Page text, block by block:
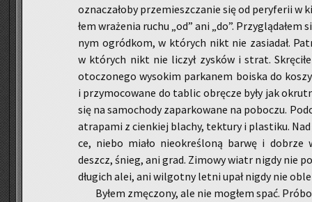
ozna­cza­ło­by prze­miesz­cza­nie się od pe­ry­fe­rii
łem wra­że­nia ruchu „od” ani „do”.
nym ogród­kom, w któ­rych nikt nie za­sia­dał.
w któ­rych nikt nie li­czył zy­sków i strat.
oto­czo­ne­go wy­so­kim par­ka­nem bo­iska do
i przy­mo­co­wa­ne do ta­blic ob­rę­cze były jak
się na sa­mo­cho­dy za­par­ko­wa­ne na po­bo­czu.
atra­pa­mi z cien­kiej bla­chy, tek­tu­ry i pla­sti­ku.
ce, niebo miało nie­okre­ślo­ną barwę i do­brze
deszcz, śnieg, ani grad. Zi­mo­wy wiatr nigdy nie
dłu­gich alei, ani wil­got­ny letni upał nigdy nie
Byłem zmę­czo­ny, ale nie mo­głem spać.